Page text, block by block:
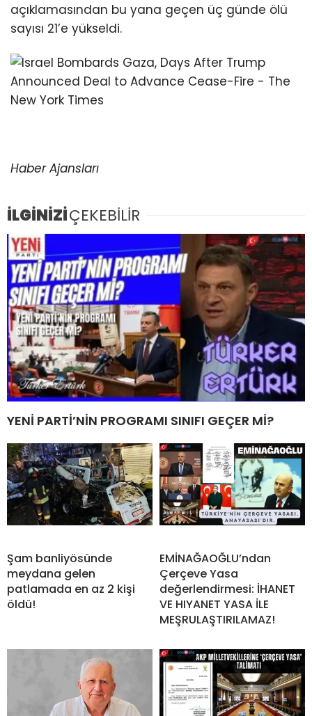
açıklamasından bu yana geçen üç günde ölü
sayısı 21’e yükseldi.
Haber Ajansları
İLGİNİZİÇEKEBİLİR
YENİ PARTİ’NİN PROGRAMI SINIFI GEÇER Mİ?
Şam banliyösünde
meydana gelen
patlamada en az 2 kişi
öldü!
EMİNAĞAOĞLU’ndan
Çerçeve Yasa
değerlendirmesi: İHANET
VE HIYANET YASA İLE
MEŞRULAŞTIRILAMAZ!